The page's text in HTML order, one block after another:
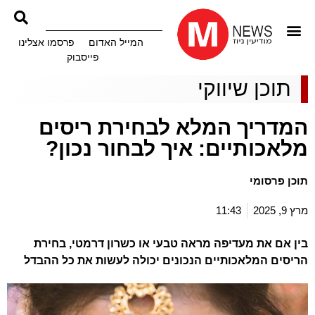
המייל האדום
פרסמו אצלינו
פייסבוק
תוכן שיווקי
המדריך המלא לבחירת ריסים
מלאכותיים: איך לבחור נכון?
תוכן פרסומי
מרץ 9, 2025 11:43
בין אם את מעדיפה מראה טבעי או כשרון דרמטי, בחירת
הריסים המלאכותיים הנכונים יכולה לעשות את כל ההבדל